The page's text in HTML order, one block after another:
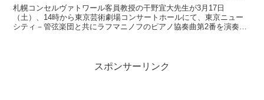
札幌コンセルヴァトワール客員教授の干野宜大先生が3月17日
（土）、14時から東京芸術劇場コンサートホールにて、東京ニュー
シティ－管弦楽団と共にラフマニノフのピアノ協奏曲第2番を演奏し
スポンサーリンク